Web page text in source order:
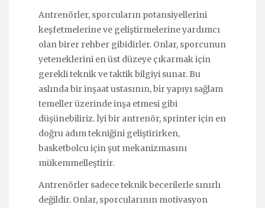
Antrenörler, sporcuların potansiyellerini
keşfetmelerine ve geliştirmelerine yardımcı
olan birer rehber gibidirler. Onlar, sporcunun
yeteneklerini en üst düzeye çıkarmak için
gerekli teknik ve taktik bilgiyi sunar. Bu
aslında bir inşaat ustasının, bir yapıyı sağlam
temeller üzerinde inşa etmesi gibi
düşünebiliriz. İyi bir antrenör, sprinter için en
doğru adım tekniğini geliştirirken,
basketbolcu için şut mekanizmasını
mükemmelleştirir.
Antrenörler sadece teknik becerilerle sınırlı
değildir. Onlar, sporcularının motivasyon